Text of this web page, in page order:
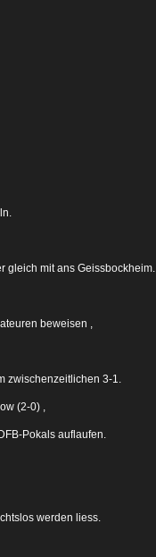
gleich mit ans Geissbockheim.
beweisen ,
zwischenzeitlichen 3-1.
(2-0) ,
Pokals auflaufen.
werden liess.